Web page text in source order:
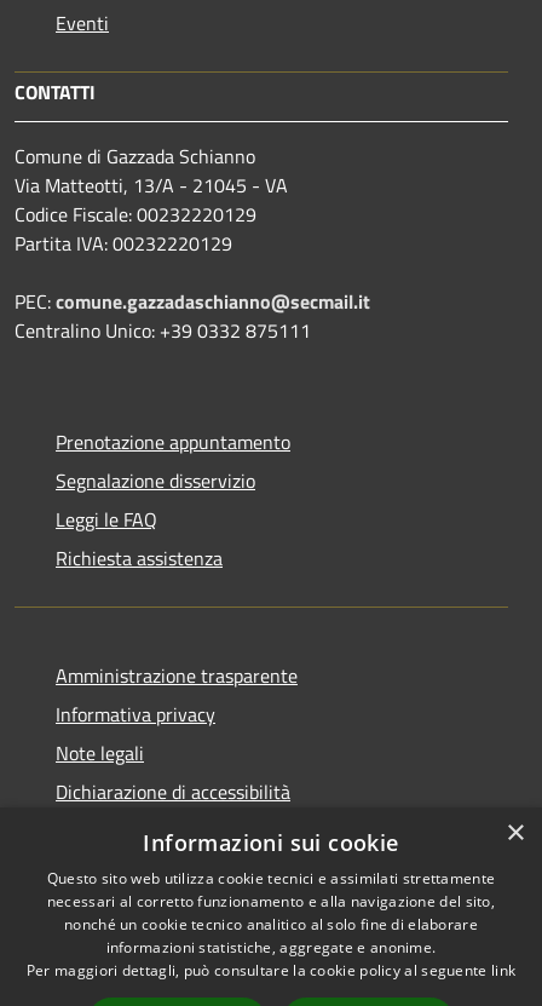
Eventi
CONTATTI
Comune di Gazzada Schianno
Via Matteotti, 13/A - 21045 - VA
Codice Fiscale: 00232220129
Partita IVA: 00232220129
PEC:comune.gazzadaschianno@secmail.it
Centralino Unico: +39 0332 875111
Prenotazione appuntamento
Segnalazione disservizio
Leggi le FAQ
Richiesta assistenza
Amministrazione trasparente
Informativa privacy
Note legali
Dichiarazione di accessibilità
RSS
Accessibilità
Privacy
Copyright © 2026 • Comune di
Gazzada Schianno • Powered
byMunicipium•Accesso
×
Informazioni sui cookie
Questo sito web utilizza cookie tecnici e assimilati strettamente
necessari al corretto funzionamento e alla navigazione del sito,
nonché un cookie tecnico analitico al solo fine di elaborare
informazioni statistiche, aggregate e anonime.
Per maggiori dettagli, può consultare la cookie policy al seguente link